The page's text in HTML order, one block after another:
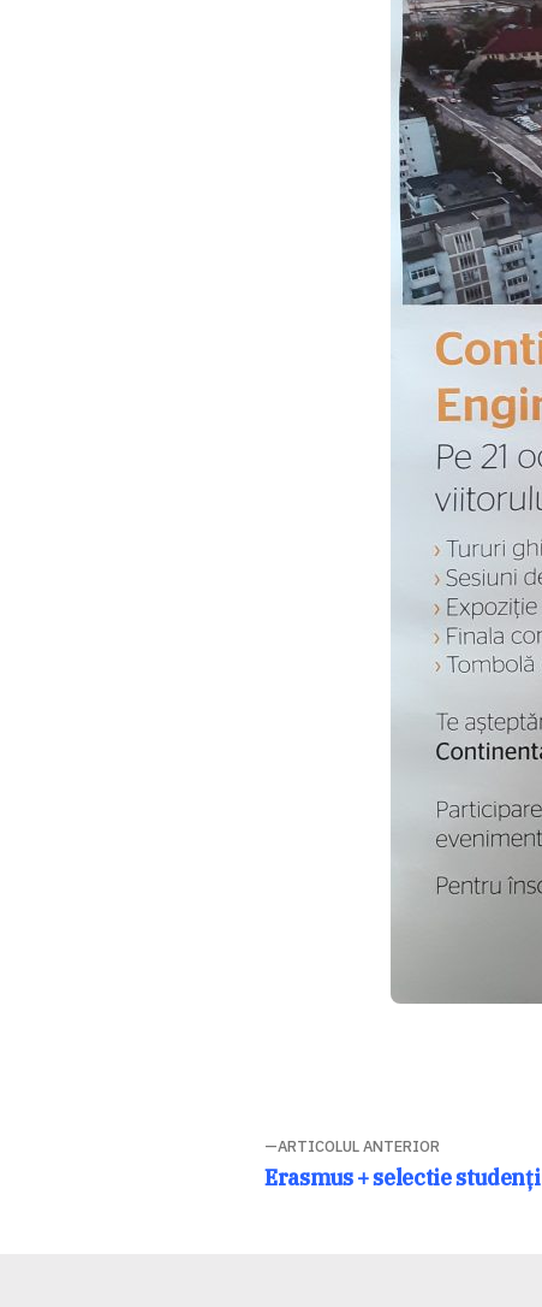
ARTICOLUL ANTERIOR
Articolul
Erasmus + selectie studenți